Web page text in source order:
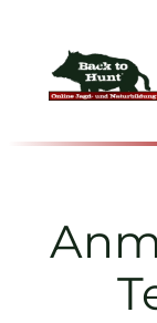
springen